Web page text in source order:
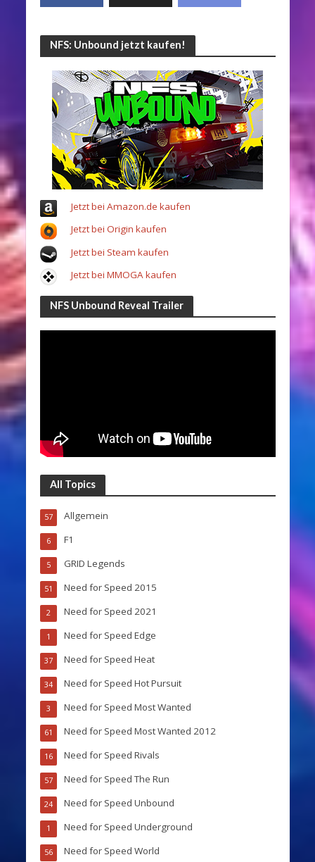
NFS: Unbound jetzt kaufen!
Jetzt bei Amazon.de kaufen
Jetzt bei Origin kaufen
Jetzt bei Steam kaufen
Jetzt bei MMOGA kaufen
NFS Unbound Reveal Trailer
All Topics
Allgemein
57
F1
6
GRID Legends
5
Need for Speed 2015
51
Need for Speed 2021
2
Need for Speed Edge
1
Need for Speed Heat
37
Need for Speed Hot Pursuit
34
Need for Speed Most Wanted
3
Need for Speed Most Wanted 2012
61
Need for Speed Rivals
16
Need for Speed The Run
57
Need for Speed Unbound
24
Need for Speed Underground
1
Need for Speed World
56